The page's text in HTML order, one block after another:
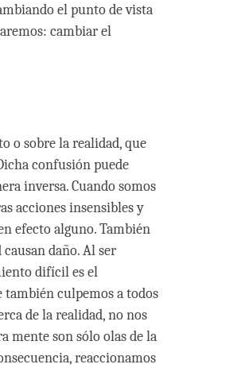
el punto de vista
cambiar el
o sobre la realidad, que
confusión puede
inversa. Cuando somos
acciones insensibles y
efecto alguno. También
daño. Al ser
difícil es el
también culpemos a todos
de la realidad, no nos
mente son sólo olas de la
reaccionamos